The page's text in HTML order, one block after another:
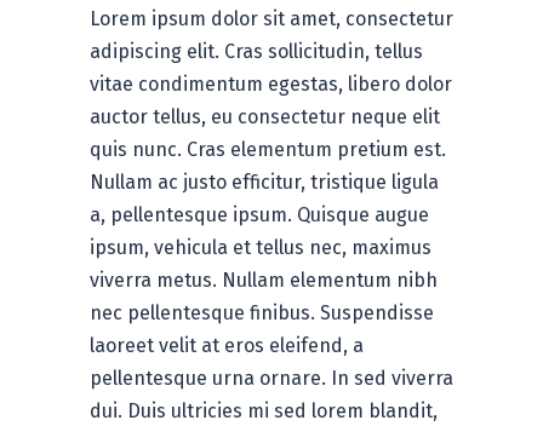
Lorem ipsum dolor sit amet, consectetur
adipiscing elit. Cras sollicitudin, tellus
vitae condimentum egestas, libero dolor
auctor tellus, eu consectetur neque elit
quis nunc. Cras elementum pretium est.
Nullam ac justo efficitur, tristique ligula
a, pellentesque ipsum. Quisque augue
ipsum, vehicula et tellus nec, maximus
viverra metus. Nullam elementum nibh
nec pellentesque finibus. Suspendisse
laoreet velit at eros eleifend, a
pellentesque urna ornare. In sed viverra
dui. Duis ultricies mi sed lorem blandit,